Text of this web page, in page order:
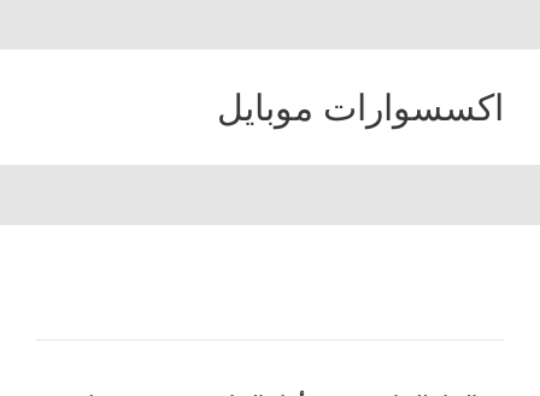
اكسسوارات موبايل